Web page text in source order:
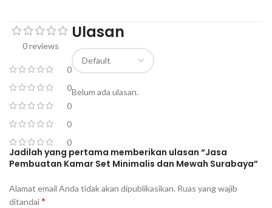
0 reviews
0
0
0
0
0
Ulasan
Belum ada ulasan.
Jadilah yang pertama memberikan ulasan “Jasa
Pembuatan Kamar Set Minimalis dan Mewah Surabaya”
Alamat email Anda tidak akan dipublikasikan. Ruas yang wajib
ditandai*